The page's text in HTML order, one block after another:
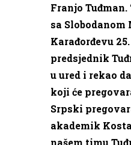
Franjo
sa
Karađorđevu
predsjednik
u ured i rekao
koji će
Srpski
akademik
našem timu